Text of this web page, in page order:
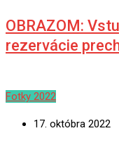
OBRAZOM:
rezervácie
Fotky 2022
17. októbra 2022